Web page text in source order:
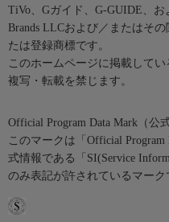
TiVo、Gガイド、G-GUIDE、
Brands LLCおよび／またはそ
たは登録商標です。
このホームページに掲載して
複写・転載を禁じます。
Official Program Data Mark（公
このマークは「Official
式情報である「SI(Service
のみ表記が許されているマーク